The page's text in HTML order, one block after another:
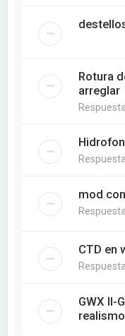
Rotura
arreglar
mod
CTD en
GWX II-